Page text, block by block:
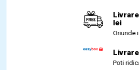
lei
Oriunde
Poti